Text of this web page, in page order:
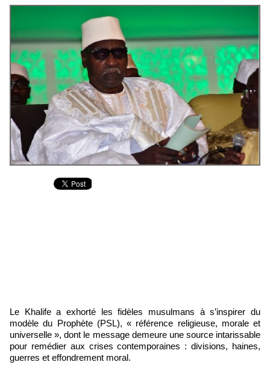
Le Khalife a exhorté les fidèles musulmans à s’inspirer du
modèle du Prophète (PSL), « référence religieuse, morale et
universelle », dont le message demeure une source intarissable
pour remédier aux crises contemporaines : divisions, haines,
guerres et effondrement moral.